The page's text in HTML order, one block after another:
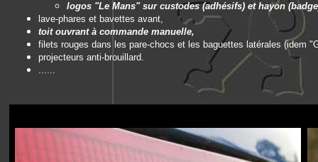
logos "Le Mans" sur custodes (adhésifs) et hayon
lave-phares et bavettes avant,
toit ouvrant à commande manuelle,
filets rouges dans les pare-chocs et les baguettes latérales (idem
projecteurs anti-brouillard.
......